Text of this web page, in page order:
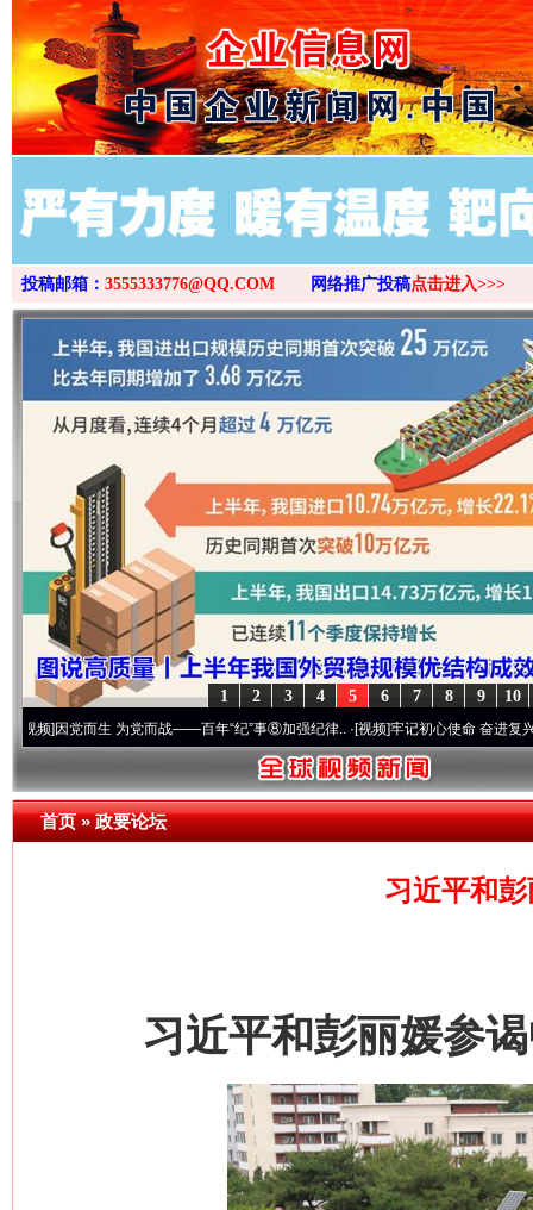
>
投稿邮箱： 3555333776@QQ.COM 网络推广投稿点击进入>>>
10
9
8
7
6
5
4
3
2
1
而生 为党而战——百年“纪”事⑧加强纪律..·[视频]牢记初心使命 奋进复兴征程丨“转
首页»政要论坛
习近平和
习近平和彭丽媛参谒